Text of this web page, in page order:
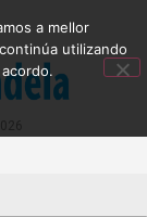
a mellor
utilizando